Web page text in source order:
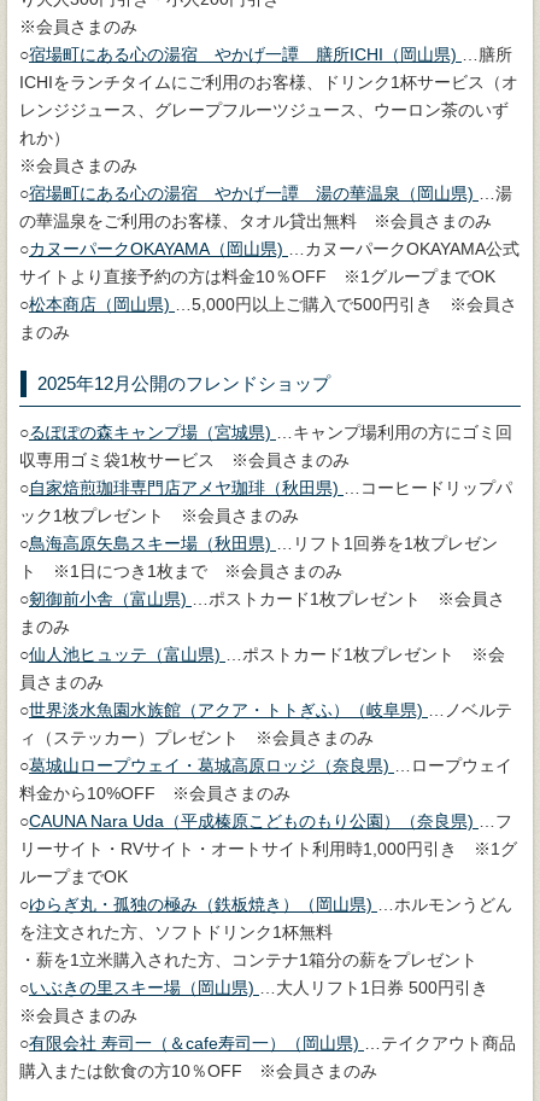
※会員さまのみ
○宿場町にある心の湯宿 やかげ一譚 膳所ICHI（岡山県)
…膳所
ICHIをランチタイムにご利用のお客様、ドリンク1杯サービス（オ
レンジジュース、グレープフルーツジュース、ウーロン茶のいず
れか）
※会員さまのみ
○宿場町にある心の湯宿 やかげ一譚 湯の華温泉（岡山県)
…湯
の華温泉をご利用のお客様、タオル貸出無料 ※会員さまのみ
○カヌーパークOKAYAMA（岡山県)
…カヌーパークOKAYAMA公式
サイトより直接予約の方は料金10％OFF ※1グループまでOK
○松本商店（岡山県)
…5,000円以上ご購入で500円引き ※会員さ
まのみ
2025年12月公開のフレンドショップ
○るぽぽの森キャンプ場（宮城県)
…キャンプ場利用の方にゴミ回
収専用ゴミ袋1枚サービス ※会員さまのみ
○自家焙煎珈琲専門店アメヤ珈琲（秋田県)
…コーヒードリップパ
ック1枚プレゼント ※会員さまのみ
○鳥海高原矢島スキー場（秋田県)
…リフト1回券を1枚プレゼン
ト ※1日につき1枚まで ※会員さまのみ
○剱御前小舎（富山県)
…ポストカード1枚プレゼント ※会員さ
まのみ
○仙人池ヒュッテ（富山県)
…ポストカード1枚プレゼント ※会
員さまのみ
○世界淡水魚園水族館（アクア・トトぎふ）（岐阜県)
…ノベルテ
ィ（ステッカー）プレゼント ※会員さまのみ
○葛城山ロープウェイ・葛城高原ロッジ（奈良県)
…ロープウェイ
料金から10%OFF ※会員さまのみ
○CAUNA Nara Uda（平成榛原こどものもり公園）（奈良県)
…フ
リーサイト・RVサイト・オートサイト利用時1,000円引き ※1グ
ループまでOK
○ゆらぎ丸・孤独の極み（鉄板焼き）（岡山県)
…ホルモンうどん
を注文された方、ソフトドリンク1杯無料
・薪を1立米購入された方、コンテナ1箱分の薪をプレゼント
○いぶきの里スキー場（岡山県)
…大人リフト1日券 500円引き
※会員さまのみ
○有限会社 寿司一（＆cafe寿司一）（岡山県)
…テイクアウト商品
購入または飲食の方10％OFF ※会員さまのみ